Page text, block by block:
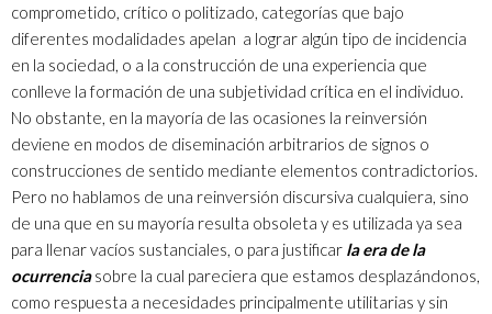
comprometido, crítico o politizado, categorías que bajo
diferentes modalidades apelan a lograr algún tipo de incidencia
en la sociedad, o a la construcción de una experiencia que
conlleve la formación de una subjetividad crítica en el individuo.
No obstante, en la mayoría de las ocasiones la reinversión
deviene en modos de diseminación arbitrarios de signos o
construcciones de sentido mediante elementos contradictorios.
Pero no hablamos de una reinversión discursiva cualquiera, sino
de una que en su mayoría resulta obsoleta y es utilizada ya sea
para llenar vacíos sustanciales, o para justificar la era de la
ocurrenciasobre la cual pareciera que estamos desplazándonos,
como respuesta a necesidades principalmente utilitarias y sin